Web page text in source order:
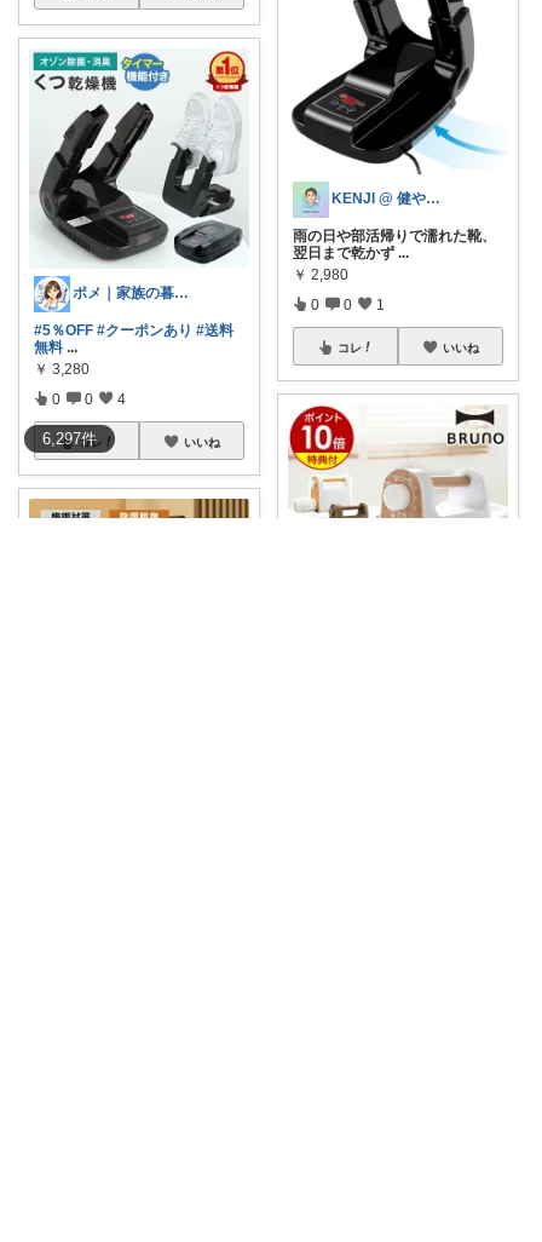
6,297件
ポメ｜家族の暮らしを少しラクに
#5％OFF #クーポンあり #送料
無料 ...
￥ 3,280
0 0 4
コレ いいね
KENJI @ 健やかな暮らしの道具
雨の日や部活帰りで濡れた靴、
翌日まで乾かず ...
￥ 2,980
0 0 1
コレ いいね